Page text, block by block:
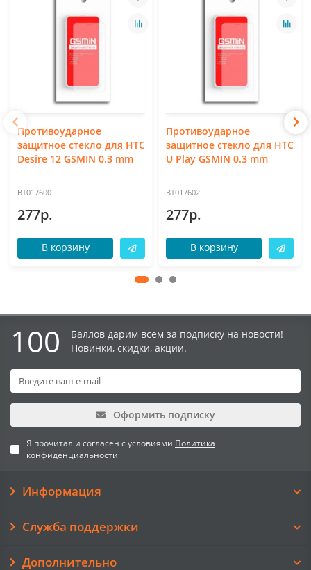
Противоударное
защитное стекло для HTC
Desire 12 GSMIN 0.3 mm
BT017600
277р.
В корзину
Противоударное
защитное стекло для HTC
U Play GSMIN 0.3 mm
BT017602
277р.
В корзину
100
Баллов дарим всем за подписку на новости!
Новинки, скидки, акции.
Оформить подписку
Я прочитал и согласен с условиями Политика
конфиденциальности
Информация
Служба поддержки
Дополнительно